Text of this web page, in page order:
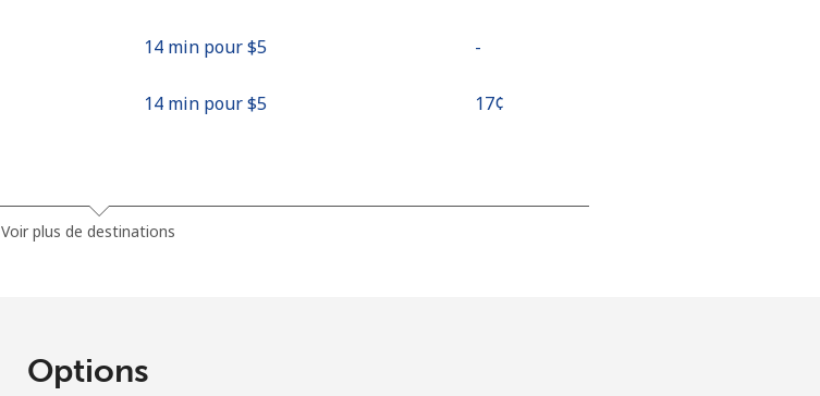
14 min pour ⁦$5⁩ -
14 min pour ⁦$5⁩ ⁦17¢⁩
16 min pour ⁦$5⁩
Voir plus de destinations
Options